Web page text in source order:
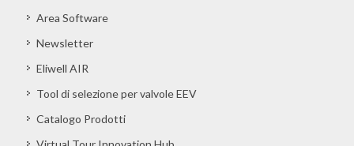
Area Software
Newsletter
Eliwell AIR
Tool di selezione per valvole EEV
Catalogo Prodotti